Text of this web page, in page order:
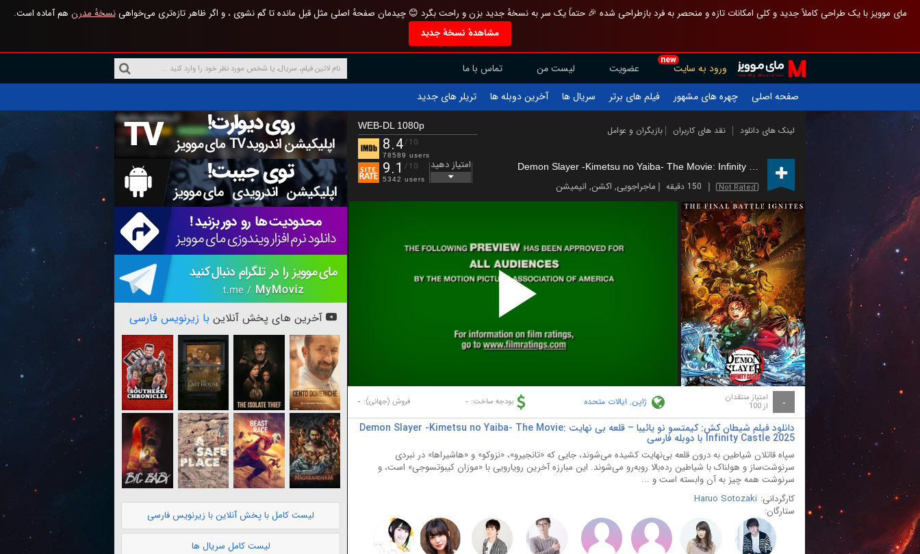
مای موویز با یک طراحی کاملاً جدید و کلی امکانات تازه و منحصر به فرد بازطراحی شده 🎉 حتماً یک سر به نسخهٔ جدید بزن و راحت بگرد 😊 چیدمان صفحهٔ اصلی مثل قبل مانده تا گم نشوی ، و اگر ظاهر تازه‌تری می‌خواهینسخهٔ مدرن هم آماده است.
مشاهدهٔ نسخهٔ جدید
new
ورود به سایت عضویت لیست من
تماس با ما
صفحه اصلی
چهره های مشهور فیلم های برتر سریال ها آخرین دوبله ها تریلر های جدید
لینک های دانلود نقد های کاربران بازیگران و عوامل
(2025)
Not Rated 150 دقیقه ماجراجویی, اکشن, انیمیشن
WEB-DL 1080p
8.4/10
78589 users
9.1 /10
5342 users
امتیاز دهید
Play
Video
- امتیاز منتقدان
از 100 ژاپن, ایالات متحده بودجه ساخت: - فروش (جهانی): -
دانلود فیلم شیطان‌ کش: کیمتسو نو یائیبا – قلعه بی‌ نهایت Demon Slayer -Kimetsu no Yaiba- The Movie:
Infinity Castle 2025 با دوبله فارسی
سپاه قاتلان شیاطین به درون قلعه بی‌نهایت کشیده می‌شوند، جایی که «تانجیرو»، «نزوکو» و «هاشیراها» در نبردی
سرنوشت‌ساز و هولناک با شیاطین رده‌بالا روبه‌رو می‌شوند. این مبارزه آخرین رویارویی با «موزان کیبوتسوجی» است، و
سرنوشت همه چیز به آن وابسته است و ...
کارگردانی: Haruo Sotozaki
ستارگان:
آخرین های پخش آنلاین با زیرنویس فارسی
لیست کامل با پخش آنلاین با زیرنویس فارسی
لیست کامل سریال ها